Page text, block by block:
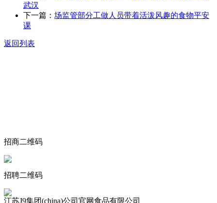
武汉
下一篇： 场监管部分工做人员带着活泼风趣的食物平安
课
返回列表
招商二维码
招聘二维码
江苏J9集团(china)公司官网食品有限公司